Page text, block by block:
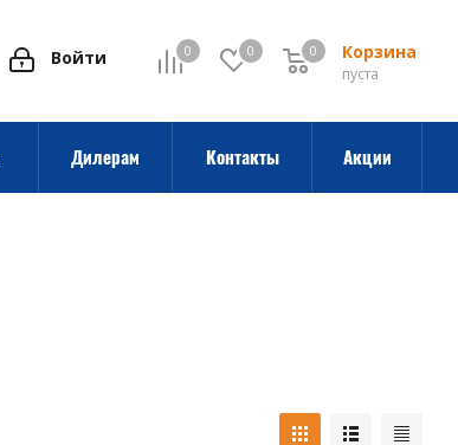
0 0 Корзина
0
пуста
0
Войти
Дилерам Контакты Акции